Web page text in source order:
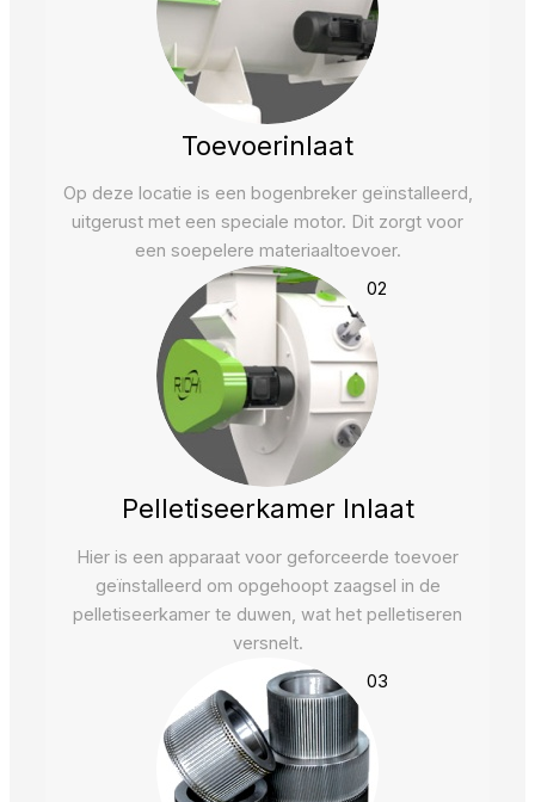
Toevoerinlaat
Op deze locatie is een bogenbreker geïnstalleerd,
uitgerust met een speciale motor. Dit zorgt voor
een soepelere materiaaltoevoer.
02
Pelletiseerkamer Inlaat
Hier is een apparaat voor geforceerde toevoer
geïnstalleerd om opgehoopt zaagsel in de
pelletiseerkamer te duwen, wat het pelletiseren
versnelt.
03